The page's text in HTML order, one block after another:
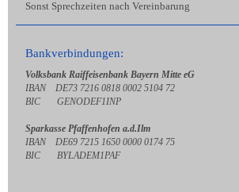
Sonst Sprechzeiten nach Vereinbarung
Bankverbindungen:
Volksbank Raiffeisenbank Bayern Mitte eG
IBAN DE73 7216 0818 0002 5104 72
BIC GENODEF1INP
Sparkasse Pfaffenhofen a.d.Ilm
IBAN DE69 7215 1650 0000 0174 75
BIC BYLADEM1PAF